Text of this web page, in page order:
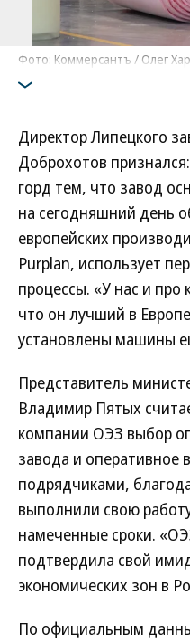
Фото: Коммерсантъ / Олег
Директор Липецкого
Доброхотов
горд тем, что завод
на сегодняшний день
европейских
Purplan, использует
процессы. «У нас и про
что он лучший в
установлены машины
Представитель
Владимир Пятых
компании ОЭЗ выбор
завода и оперативное
подрядчиками,
выполнили свою
намеченные сроки.
подтвердила свой
экономических зон в
По официальным